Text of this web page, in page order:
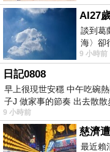
談到葛
海〉卻
心演戲
9 小時前
日記0808
早上很現世安穩 中午吃碗
子J 做家事的節奏 出去散
9 小時前
慈濟
最近賴